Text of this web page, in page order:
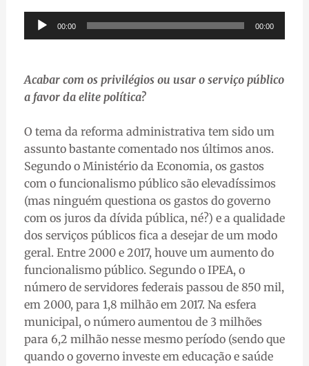
Audio
Player
00:00 00:00
Acabar com os privilégios ou usar o serviço público
a favor da elite política?
O tema da reforma administrativa tem sido um
assunto bastante comentado nos últimos anos.
Segundo o Ministério da Economia, os gastos
com o funcionalismo público são elevadíssimos
(mas ninguém questiona os gastos do governo
com os juros da dívida pública, né?) e a qualidade
dos serviços públicos fica a desejar de um modo
geral. Entre 2000 e 2017, houve um aumento do
funcionalismo público. Segundo o IPEA, o
número de servidores federais passou de 850 mil,
em 2000, para 1,8 milhão em 2017. Na esfera
municipal, o número aumentou de 3 milhões
para 6,2 milhão nesse mesmo período (sendo que
quando o governo investe em educação e saúde